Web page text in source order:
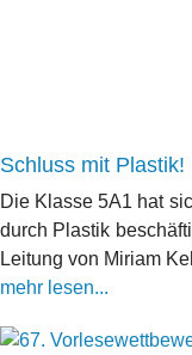
Schluss mit Plastik!
Die Klasse 5A1 hat
durch Plastik
Leitung von Miriam
mehr lesen...